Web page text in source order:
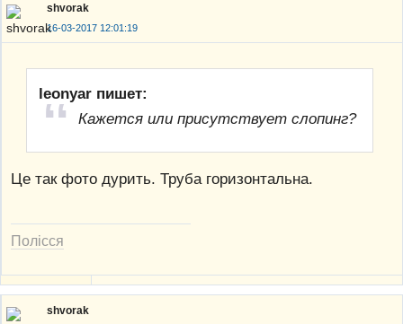
shvorak
16-03-2017 12:01:19
leonyar пишет:
Кажется или присутствует слопинг?
Це так фото дурить. Труба горизонтальна.
Полісся
shvorak